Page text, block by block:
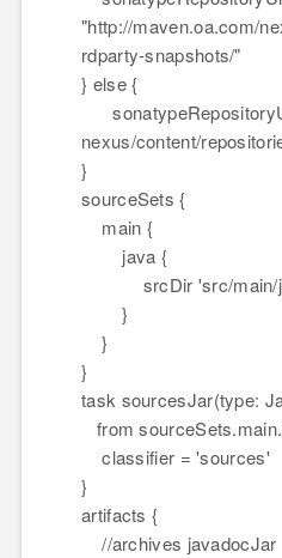
"http://maven.oa.com/
rdparty-snapshots/"
} else {
nexus/content/
}
sourceSets {
main {
java {
srcDir 'src/main/
}
}
}
task sourcesJar(type:
from
classifier ='sources'
}
artifacts {
//archives javadocJar